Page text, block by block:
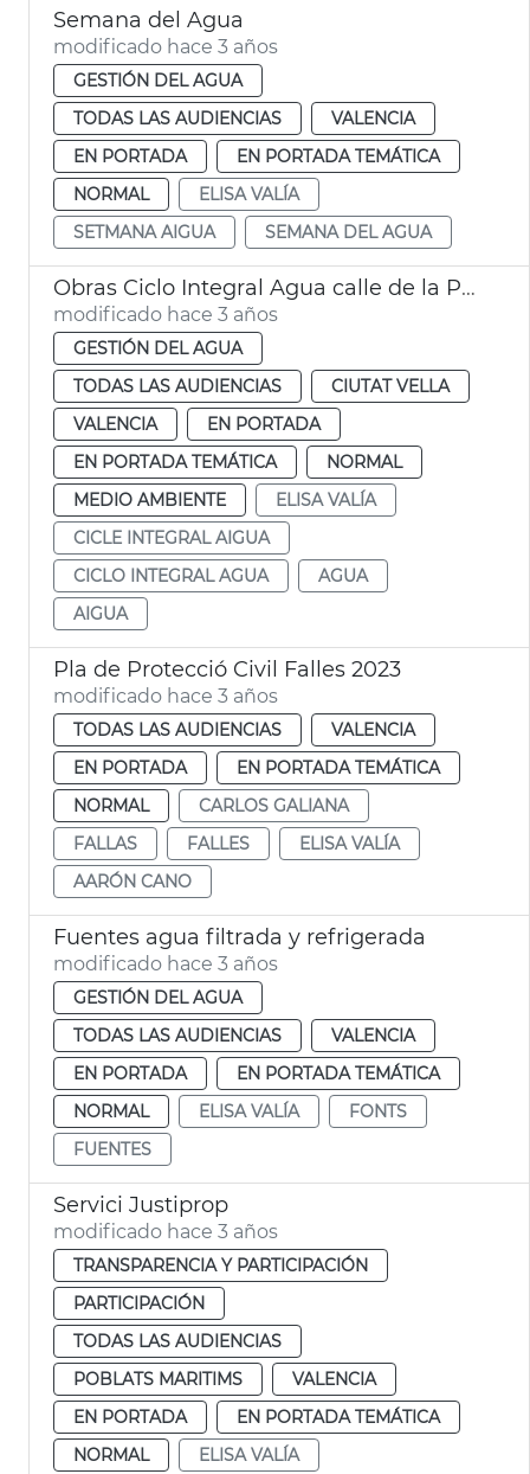
Semana del Agua
modificado hace 3 años
GESTIÓN DEL AGUA
TODAS LAS AUDIENCIAS
VALENCIA
EN PORTADA
EN PORTADA TEMÁTICA
NORMAL
ELISA VALÍA
SETMANA AIGUA
SEMANA DEL AGUA
Obras Ciclo Integral Agua calle de la Paz
modificado hace 3 años
GESTIÓN DEL AGUA
TODAS LAS AUDIENCIAS
CIUTAT VELLA
VALENCIA
EN PORTADA
EN PORTADA TEMÁTICA
NORMAL
MEDIO AMBIENTE
ELISA VALÍA
CICLE INTEGRAL AIGUA
CICLO INTEGRAL AGUA
AGUA
AIGUA
Pla de Protecció Civil Falles 2023
modificado hace 3 años
TODAS LAS AUDIENCIAS
VALENCIA
EN PORTADA
EN PORTADA TEMÁTICA
NORMAL
CARLOS GALIANA
FALLAS
FALLES
ELISA VALÍA
AARÓN CANO
Fuentes agua filtrada y refrigerada
modificado hace 3 años
GESTIÓN DEL AGUA
TODAS LAS AUDIENCIAS
VALENCIA
EN PORTADA
EN PORTADA TEMÁTICA
NORMAL
ELISA VALÍA
FONTS
FUENTES
Servici Justiprop
modificado hace 3 años
TRANSPARENCIA Y PARTICIPACIÓN
PARTICIPACIÓN
TODAS LAS AUDIENCIAS
POBLATS MARITIMS
VALENCIA
EN PORTADA
EN PORTADA TEMÁTICA
NORMAL
ELISA VALÍA